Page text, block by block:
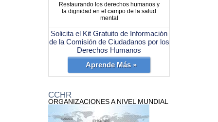
Restaurando los derechos humanos y
la dignidad en el campo de la salud
mental
Solicita el Kit Gratuito de Información
de la Comisión de Ciudadanos por los
Derechos Humanos
Aprende Más »
CCHR
ORGANIZACIONES A NIVEL MUNDIAL